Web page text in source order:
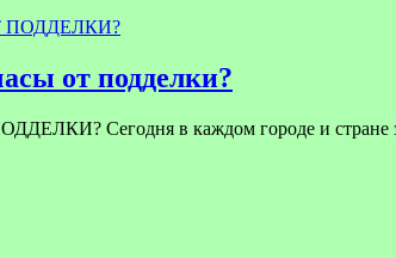
от подделки?
в каждом городе и стране